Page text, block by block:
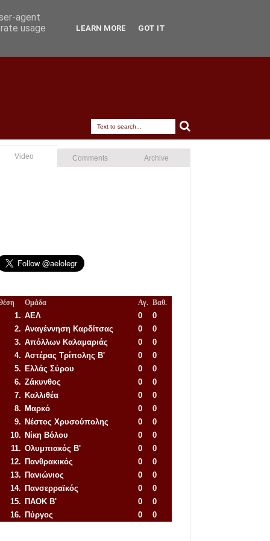
Video Comments Archive
Ομάδα Αγ. Βαθ.
1. ΑΕΛ 0
0
2. Αναγέννηση Καρδίτσας 0
0
3. Απόλλων Καλαμαριάς 0
0
4. Αστέρας Τρίπολης Β' 0
0
5. Ελλάς Σύρου 0
0
6. Ζάκυνθος 0
0
7. Καλλιθέα 0
0
8. Μαρκό 0
0
9. Νέστος Χρυσούπολης 0
0
10. Νίκη Βόλου 0
0
11. Ολυμπιακός Β' 0
0
12. Πανθρακικός 0
0
13. Πανιώνιος 0
0
14. Πανσερραϊκός 0
0
15. ΠΑΟΚ Β' 0
0
16. Πύργος 0
0
agent
usage
LEARN MORE GOT IT